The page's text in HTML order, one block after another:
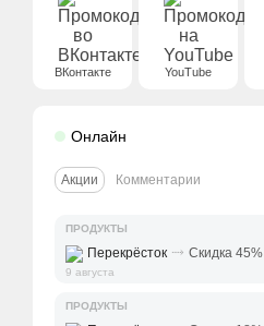
ВКонтакте YouTube
Онлайн
Акции Комментарии
ПРОДУКТЫ
Перекрёсток ⤑ Скидка 45%
9 августа
ПРОДУКТЫ